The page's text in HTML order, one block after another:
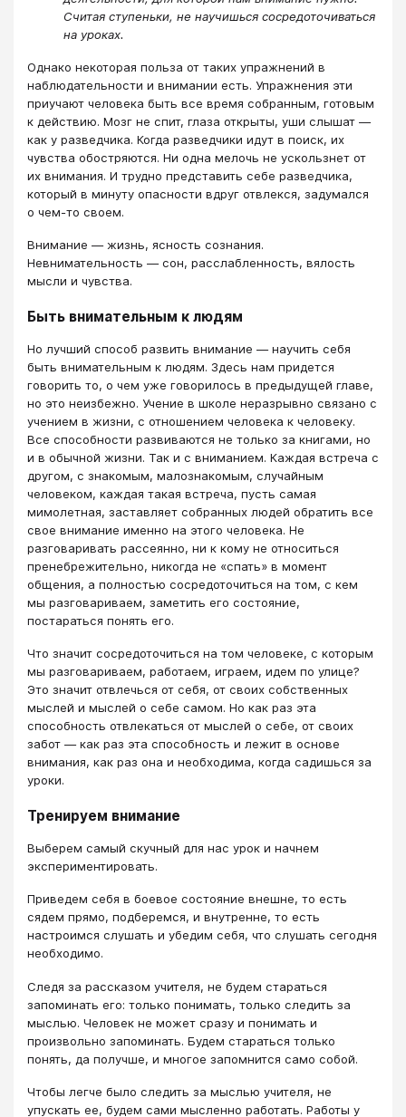
Считая ступеньки, не научишься сосредоточиваться
на уроках.
Однако некоторая польза от таких упражнений в
наблюдательности и внимании есть. Упражнения эти
приучают человека быть все время собранным, готовым
к действию. Мозг не спит, глаза открыты, уши слышат —
как у разведчика. Когда разведчики идут в поиск, их
чувства обостряются. Ни одна мелочь не ускользнет от
их внимания. И трудно представить себе разведчика,
который в минуту опасности вдруг отвлекся, задумался
о чем-то своем.
Внимание — жизнь, ясность сознания.
Невнимательность — сон, расслабленность, вялость
мысли и чувства.
Быть внимательным к людям
Но лучший способ развить внимание — научить себя
быть внимательным к людям. Здесь нам придется
говорить то, о чем уже говорилось в предыдущей главе,
но это неизбежно. Учение в школе неразрывно связано с
учением в жизни, с отношением человека к человеку.
Все способности развиваются не только за книгами, но
и в обычной жизни. Так и с вниманием. Каждая встреча с
другом, с знакомым, малознакомым, случайным
человеком, каждая такая встреча, пусть самая
мимолетная, заставляет собранных людей обратить все
свое внимание именно на этого человека. Не
разговаривать рассеянно, ни к кому не относиться
пренебрежительно, никогда не «спать» в момент
общения, а полностью сосредоточиться на том, с кем
мы разговариваем, заметить его состояние,
постараться понять его.
Что значит сосредоточиться на том человеке, с которым
мы разговариваем, работаем, играем, идем по улице?
Это значит отвлечься от себя, от своих собственных
мыслей и мыслей о себе самом. Но как раз эта
способность отвлекаться от мыслей о себе, от своих
забот — как раз эта способность и лежит в основе
внимания, как раз она и необходима, когда садишься за
уроки.
Тренируем внимание
Выберем самый скучный для нас урок и начнем
экспериментировать.
Приведем себя в боевое состояние внешне, то есть
сядем прямо, подберемся, и внутренне, то есть
настроимся слушать и убедим себя, что слушать сегодня
необходимо.
Следя за рассказом учителя, не будем стараться
запоминать его: только понимать, только следить за
мыслью. Человек не может сразу и понимать и
произвольно запоминать. Будем стараться только
понять, да получше, и многое запомнится само собой.
Чтобы легче было следить за мыслью учителя, не
упускать ее, будем сами мысленно работать. Работы у